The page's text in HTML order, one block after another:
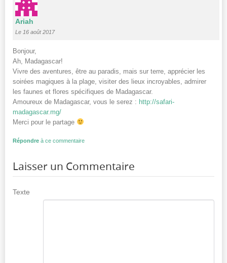
Ariah
Le 16 août 2017
Bonjour,
Ah, Madagascar!
Vivre des aventures, être au paradis, mais sur terre, apprécier les
soirées magiques à la plage, visiter des lieux incroyables, admirer
les faunes et flores spécifiques de Madagascar.
Amoureux de Madagascar, vous le serez : http://safari-
madagascar.mg/
Merci pour le partage
Répondre à ce commentaire
Laisser un Commentaire
Texte